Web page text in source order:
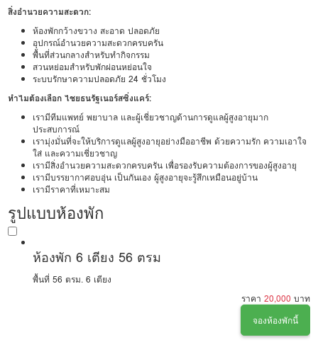
สิ่งอำนวยความสะดวก:
ห้องพักกว้างขวาง สะอาด ปลอดภัย
อุปกรณ์อำนวยความสะดวกครบครัน
พื้นที่ส่วนกลางสำหรับทำกิจกรรม
สวนหย่อมสำหรับพักผ่อนหย่อนใจ
ระบบรักษาความปลอดภัย 24 ชั่วโมง
ทำไมต้องเลือก ไชยธนรัฐเนอร์สซิ่งแคร์:
เรามีทีมแพทย์ พยาบาล และผู้เชี่ยวชาญด้านการดูแลผู้สูงอายุมาก
ประสบการณ์
เรามุ่งมั่นที่จะให้บริการดูแลผู้สูงอายุอย่างมืออาชีพ ด้วยความรัก ความเอาใจ
ใส่ และความเชี่ยวชาญ
เรามีสิ่งอำนวยความสะดวกครบครัน เพื่อรองรับความต้องการของผู้สูงอายุ
เรามีบรรยากาศอบอุ่น เป็นกันเอง ผู้สูงอายุจะรู้สึกเหมือนอยู่บ้าน
เรามีราคาที่เหมาะสม
รูปแบบห้องพัก
ห้องพัก 6 เตียง 56 ตรม
พื้นที่ 56 ตรม. 6 เตียง
ราคา 20,000 บาท
จองห้องพักนี้